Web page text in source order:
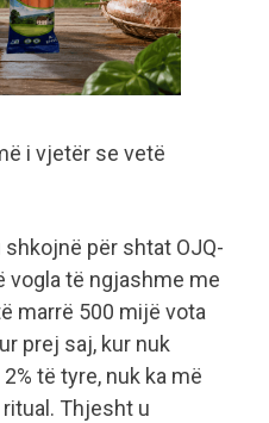
i vjetër se vetë
shkojnë për shtat OJQ-
vogla të ngjashme me
marrë 500 mijë vota
prej saj, kur nuk
të tyre, nuk ka më
Thjesht u